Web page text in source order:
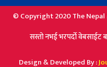
© Copyright 2020 The
नभई भरपर्दाे वेबसाईट बनाउन सम्पर्क
Design & Developed By :